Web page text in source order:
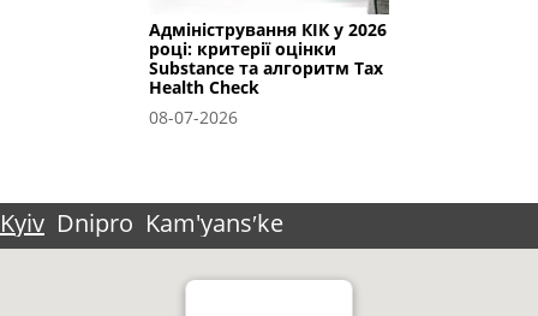
Адміністрування КІК у 2026
році: критерії оцінки
Substance та алгоритм Tax
Health Check
08-07-2026
Kyiv Dnipro Kam'yansʹke